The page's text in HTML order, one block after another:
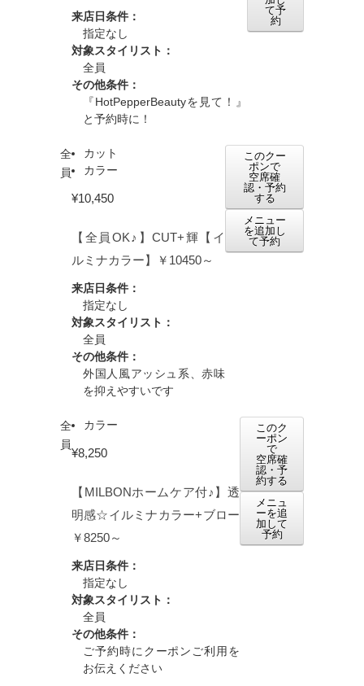
来店日条件：
指定なし
対象スタイリスト：
全員
その他条件：
『HotPepperBeautyを見て！』
と予約時に！
て予
約
全
員
カット
カラー
¥10,450
【全員OK♪】CUT+輝【イ
ルミナカラー】￥10450～
来店日条件：
指定なし
対象スタイリスト：
全員
その他条件：
外国人風アッシュ系、赤味
を抑えやすいです
このクー
ポンで
空席確
認・予約
する
メニュー
を追加し
て予約
全
員
カラー
¥8,250
【MILBONホームケア付♪】透
明感☆イルミナカラー+ブロー
￥8250～
来店日条件：
指定なし
対象スタイリスト：
全員
その他条件：
ご予約時にクーポンご利用を
お伝えください
このク
ーポン
で
空席確
認・予
約する
メニュ
ーを追
加して
予約